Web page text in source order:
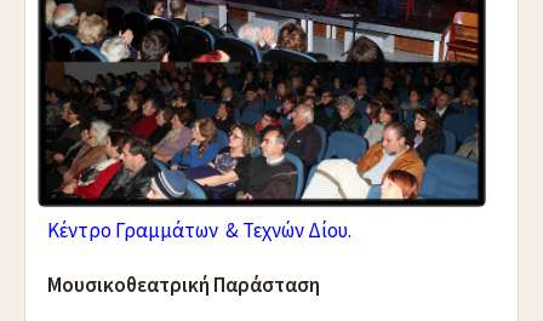
Κέντρο Γραμμάτων & Τεχνών Δίου.
Μουσικοθεατρική Παράσταση